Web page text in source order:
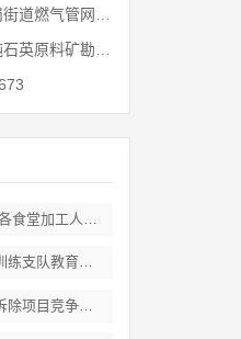
气管网全覆盖延
料矿勘查岩心钻
云南省 钟山红承实验学校各食堂加工人员劳
黑龙江省绥化市公安局原训练支队教育培训期